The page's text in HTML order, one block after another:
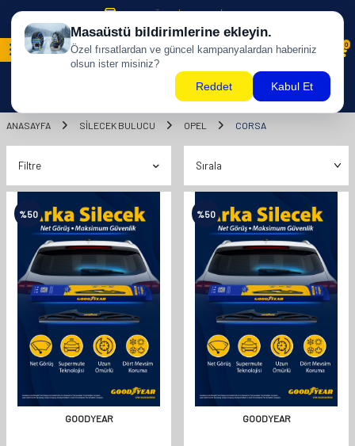
500 TL ÜZERİ KARGO BİZDEN !
0
ANASAYFA SILECEK BULUCU OPEL CORSA
Filtre
%50
GOODYEAR
%50
GOODYEAR